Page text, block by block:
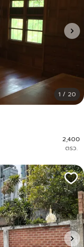
1 / 20
2,400
ตรว.